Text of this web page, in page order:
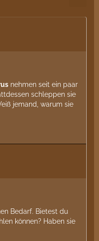
nehmen seit ein paar
schleppen sie
jemand, warum sie
Bedarf. Bietest du
können? Haben sie